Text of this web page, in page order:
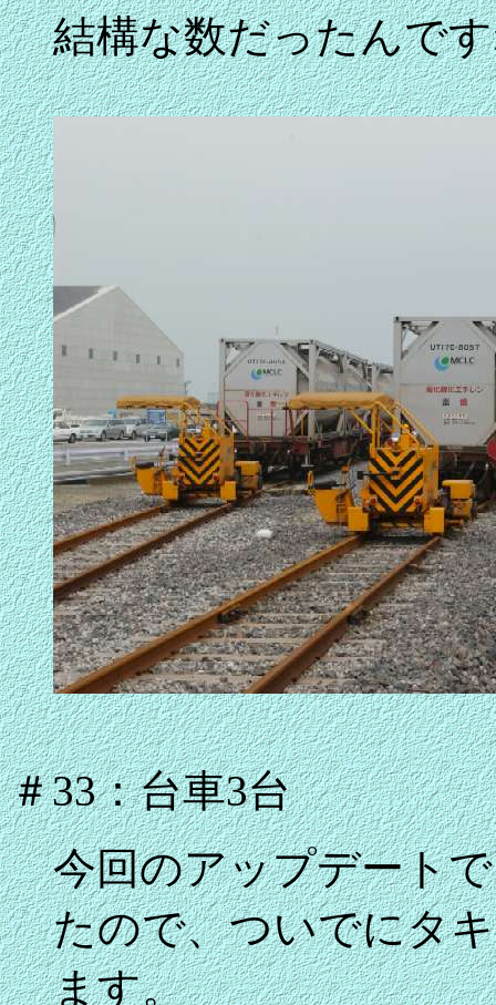
結構な数だったんで
＃33：台車3台
今回のアップデート
たので、ついでにタ
ます。